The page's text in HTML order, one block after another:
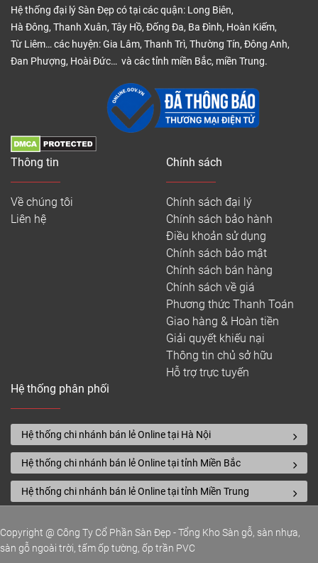
Hệ thống đại lý Sàn Đẹp có tại các quận: Long Biên,
Hà Đông, Thanh Xuân, Tây Hồ, Đống Đa, Ba Đình, Hoàn Kiếm,
Từ Liêm… các huyện: Gia Lâm, Thanh Trì, Thường Tín, Đông Anh,
Đan Phượng, Hoài Đức… và các tỉnh miền Bắc, miền Trung.
Thông tin
Về chúng tôi
Liên hệ
Chính sách
Chính sách đại lý
Chính sách bảo hành
Điều khoản sử dụng
Chính sách bảo mật
Chính sách bán hàng
Chính sách về giá
Phương thức Thanh Toán
Giao hàng & Hoàn tiền
Giải quyết khiếu nại
Thông tin chủ sở hữu
Hỗ trợ trực tuyến
Hệ thống phân phối
Hệ thống chi nhánh bán lẻ Online tại Hà Nội
Hệ thống chi nhánh bán lẻ Online tại tỉnh Miền Bắc
Hệ thống chi nhánh bán lẻ Online tại tỉnh Miền Trung
Copyright @ Công Ty Cổ Phần Sàn Đẹp - Tổng Kho Sàn gỗ, sàn nhựa,
sàn gỗ ngoài trời, tấm ốp tường, ốp trần PVC